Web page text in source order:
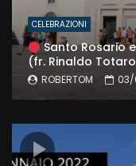
CELEBRAZIONI
Santo Rosario
(fr. Rinaldo
ROBERTOM 03/